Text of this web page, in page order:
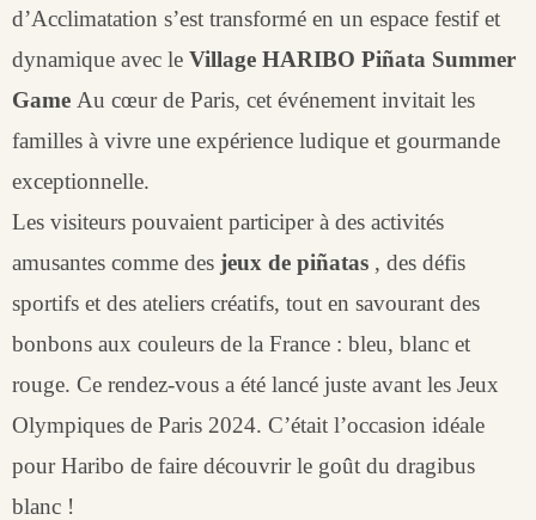
d’Acclimatation s’est transformé en un espace festif et
dynamique avec le Village HARIBO Piñata Summer
Game Au cœur de Paris, cet événement invitait les
familles à vivre une expérience ludique et gourmande
exceptionnelle.
Les visiteurs pouvaient participer à des activités
amusantes comme des jeux de piñatas , des défis
sportifs et des ateliers créatifs, tout en savourant des
bonbons aux couleurs de la France : bleu, blanc et
rouge. Ce rendez-vous a été lancé juste avant les Jeux
Olympiques de Paris 2024. C’était l’occasion idéale
pour Haribo de faire découvrir le goût du dragibus
blanc !